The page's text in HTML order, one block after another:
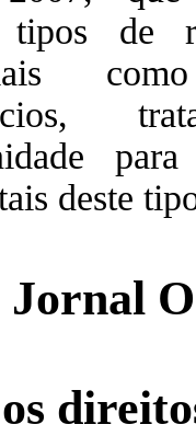
tipos de
deste
Jornal